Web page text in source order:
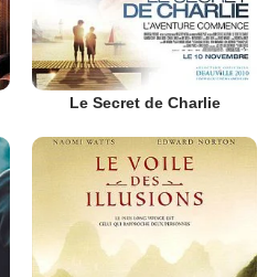
Le Secret de Charlie